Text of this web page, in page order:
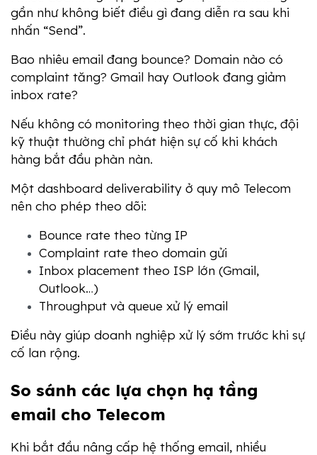
gần như không biết điều gì đang diễn ra sau khi
nhấn “Send”.
Bao nhiêu email đang bounce? Domain nào có
complaint tăng? Gmail hay Outlook đang giảm
inbox rate?
Nếu không có monitoring theo thời gian thực, đội
kỹ thuật thường chỉ phát hiện sự cố khi khách
hàng bắt đầu phàn nàn.
Một dashboard deliverability ở quy mô Telecom
nên cho phép theo dõi:
Bounce rate theo từng IP
Complaint rate theo domain gửi
Inbox placement theo ISP lớn (Gmail,
Outlook…)
Throughput và queue xử lý email
Điều này giúp doanh nghiệp xử lý sớm trước khi sự
cố lan rộng.
So sánh các lựa chọn hạ tầng
email cho Telecom
Khi bắt đầu nâng cấp hệ thống email, nhiều